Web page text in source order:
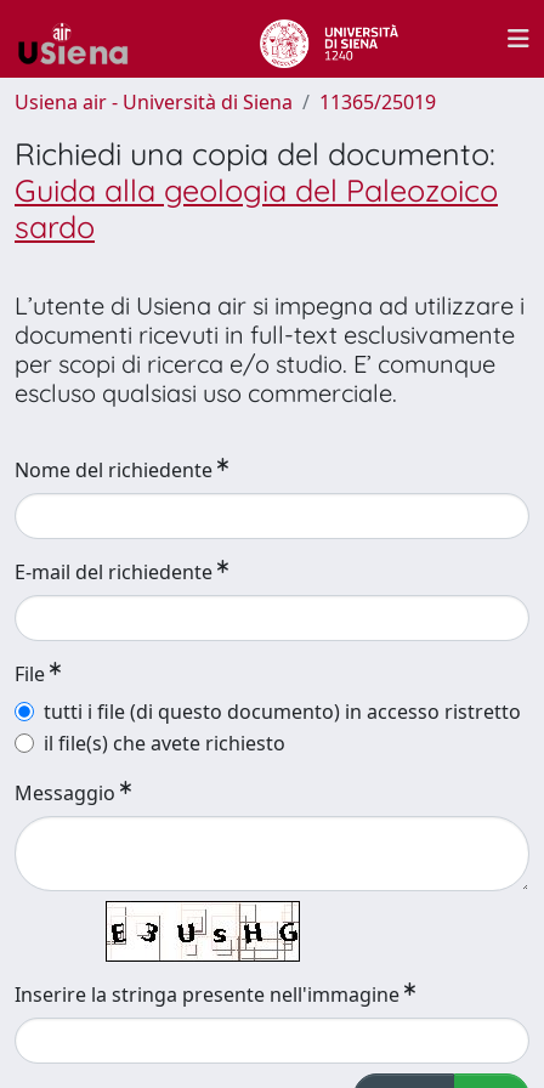
Usiena air - Università di Siena 11365/25019
Richiedi una copia del documento:
Guida alla geologia del Paleozoico
sardo
L’utente di Usiena air si impegna ad utilizzare i
documenti ricevuti in full-text esclusivamente
per scopi di ricerca e/o studio. E’ comunque
escluso qualsiasi uso commerciale.
Nome del richiedente
E-mail del richiedente
File
tutti i file (di questo documento) in accesso ristretto
il file(s) che avete richiesto
Messaggio
Inserire la stringa presente nell'immagine